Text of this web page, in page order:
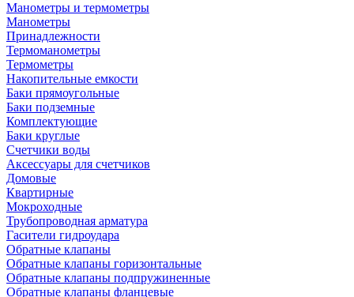
Манометры и термометры
Манометры
Принадлежности
Термоманометры
Термометры
Накопительные емкости
Баки прямоугольные
Баки подземные
Комплектующие
Баки круглые
Счетчики воды
Аксессуары для счетчиков
Домовые
Квартирные
Мокроходные
Трубопроводная арматура
Гасители гидроудара
Обратные клапаны
Обратные клапаны горизонтальные
Обратные клапаны подпружиненные
Обратные клапаны фланцевые